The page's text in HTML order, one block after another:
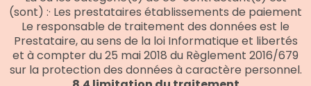
(sont) :· Les prestataires établissements de paiement
Le responsable de traitement des données est le
Prestataire, au sens de la loi Informatique et libertés
et à compter du 25 mai 2018 du Règlement 2016/679
sur la protection des données à caractère personnel.